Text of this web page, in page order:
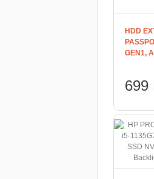
HDD
GEN1,
699